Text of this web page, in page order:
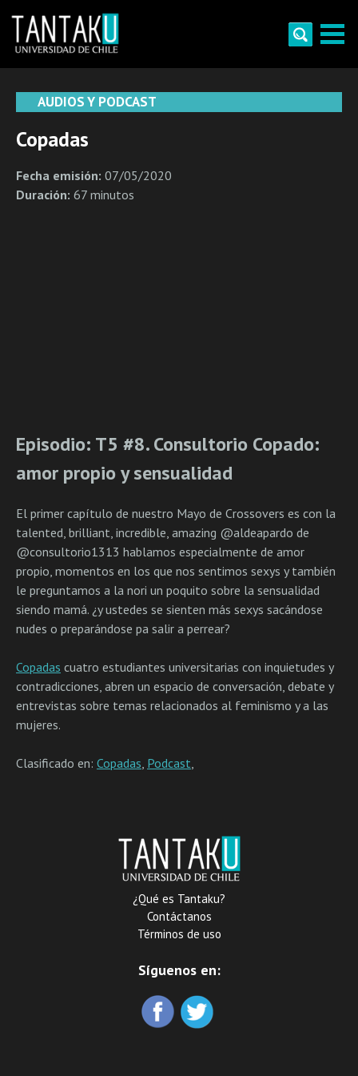
content
AUDIOS Y PODCAST
Copadas
Fecha emisión: 07/05/2020
Duración: 67 minutos
Episodio: T5 #8. Consultorio Copado:
amor propio y sensualidad
El primer capítulo de nuestro Mayo de Crossovers es con la
talented, brilliant, incredible, amazing @aldeapardo de
@consultorio1313 hablamos especialmente de amor
propio, momentos en los que nos sentimos sexys y también
le preguntamos a la nori un poquito sobre la sensualidad
siendo mamá. ¿y ustedes se sienten más sexys sacándose
nudes o preparándose pa salir a perrear?
Copadas cuatro estudiantes universitarias con inquietudes y
contradicciones, abren un espacio de conversación, debate y
entrevistas sobre temas relacionados al feminismo y a las
mujeres.
Clasificado en: Copadas, Podcast,
¿Qué es Tantaku?
Contáctanos
Términos de uso
Síguenos en: